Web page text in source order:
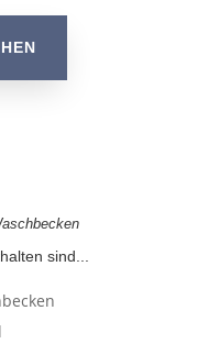
sind...